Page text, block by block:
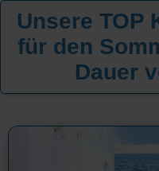
Unsere TOP
für den
Dauer